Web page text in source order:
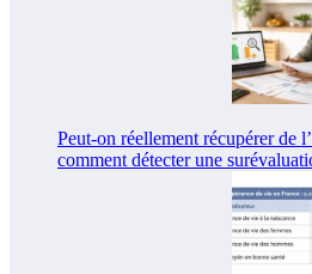
Peut-on réellement récupérer de
comment détecter une